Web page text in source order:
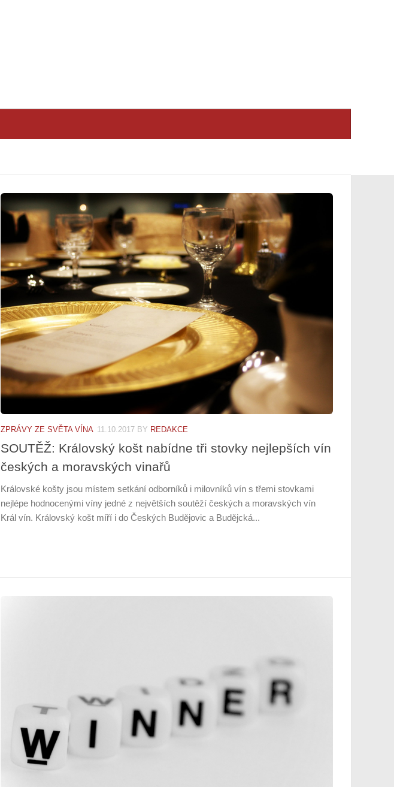
ZPRÁVY ZE SVĚTA VÍNA 11.10.2017 BY REDAKCE
SOUTĚŽ: Královský košt nabídne tři stovky nejlepších vín
českých a moravských vinařů
Královské košty jsou místem setkání odborníků i milovníků vín s třemi stovkami
nejlépe hodnocenými víny jedné z největších soutěží českých a moravských vín
Král vín. Královský košt míří i do Českých Budějovic a Budějcká...